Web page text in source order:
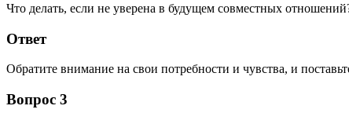
Что делать, если не уверена в будущем совместных
Ответ
Обратите внимание на свои потребности и чувства, и
Вопрос 3